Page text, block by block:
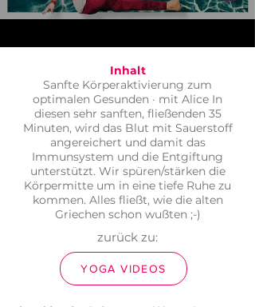
Inhalt
Sanfte Körperaktivierung zum
optimalen Gesunden · mit Alice In
diesen sehr sanften, fließenden 35
Minuten, wird das Blut mit Sauerstoff
angereichert und damit das
Immunsystem und die Entgiftung
unterstützt. Wir spüren/stärken die
Körpermitte um in eine tiefe Ruhe zu
kommen. Alles fließt, wie die alten
Griechen schon wußten ;-)
zurück zu:
YOGA VIDEOS